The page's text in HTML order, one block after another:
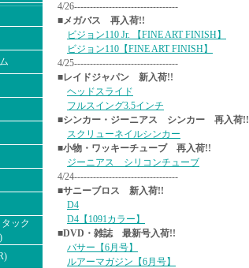
ック
4/26---------------------------------
■メガバス 再入荷!!
ビジョン110 Jr. 【FINE ART FINISH】
ビジョン110【FINE ART FINISH】
4/25---------------------------------
■レイドジャパン 新入荷!!
ヘッドスライド
フルスイング3.5インチ
■シンカー・ジーニアス シンカー 再入荷!!
スクリューネイルシンカー
■小物・ワッキーチューブ 再入荷!!
ジーニアス シリコンチューブ
4/24---------------------------------
■サニーブロス 新入荷!!
D4
D4【1091カラー】
■DVD・雑誌 最新号入荷!!
バサー【6月号】
ルアーマガジン【6月号】